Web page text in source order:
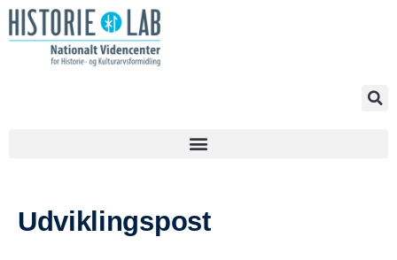
Udviklingspost